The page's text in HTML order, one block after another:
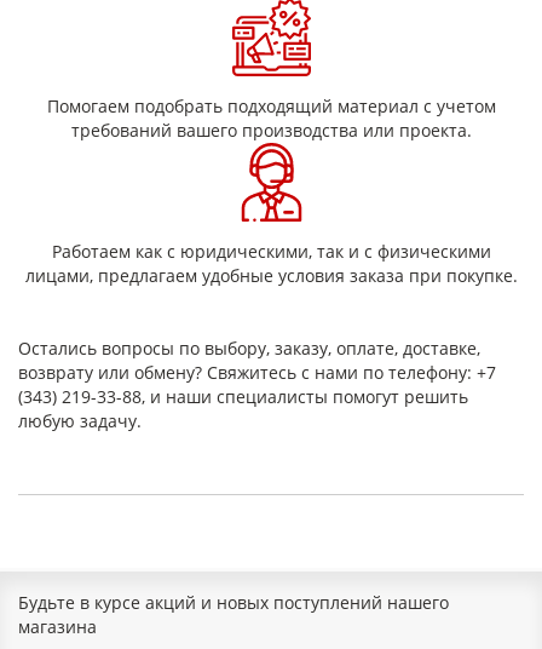
нейлона. Налажено изготовление нескольких
разновидностей сверхвысокомолекулярного полиэтилена
(PE-9000) у которых устойчивость к истиранию выше, чем у
Одной из вариаций применения является футеровка
пластиком — создание покрытий для кузовов и бункеров, т.к.
материал эффективно препятствует износу.
Помогаем подобрать подходящий материал с учетом
требований вашего производства или проекта.
Работаем как с юридическими, так и с физическими
лицами, предлагаем удобные условия заказа при покупке.
Остались вопросы по выбору, заказу, оплате, доставке,
возврату или обмену? Свяжитесь с нами по телефону: +7
(343) 219-33-88, и наши специалисты помогут решить
любую задачу.
Будьте в курсе акций и новых поступлений нашего
магазина